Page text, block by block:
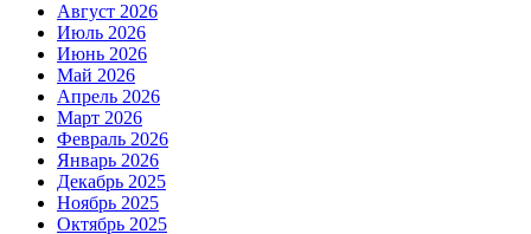
Август 2026
Июль 2026
Июнь 2026
Май 2026
Апрель 2026
Март 2026
Февраль 2026
Январь 2026
Декабрь 2025
Ноябрь 2025
Октябрь 2025